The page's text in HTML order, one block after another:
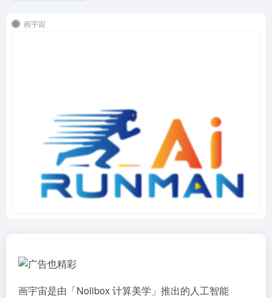
画宇宙
画宇宙是由「Nolibox 计算美学」推出的人工智能